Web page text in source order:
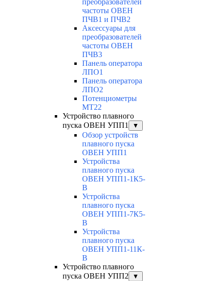
преобразователей
частоты ОВЕН
ПЧВ1 и ПЧВ2
Аксессуары для
преобразователей
частоты ОВЕН
ПЧВ3
Панель оператора
ЛПО1
Панель оператора
ЛПО2
Потенциометры
MT22
Устройство плавного
пуска ОВЕН УПП1
▼
Обзор устройств
плавного пуска
ОВЕН УПП1
Устройства
плавного пуска
ОВЕН УПП1-1К5-
В
Устройства
плавного пуска
ОВЕН УПП1-7К5-
В
Устройства
плавного пуска
ОВЕН УПП1-11К-
В
Устройство плавного
пуска ОВЕН УПП2
▼